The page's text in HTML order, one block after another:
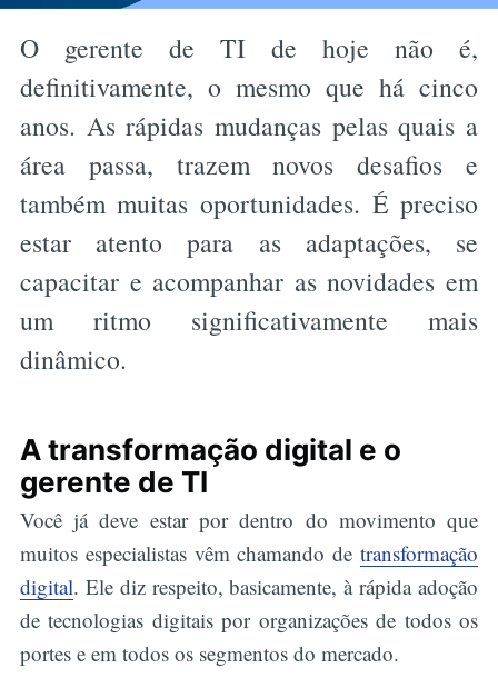
O gerente de TI de hoje não é,
definitivamente, o mesmo que há cinco
anos. As rápidas mudanças pelas quais a
área passa, trazem novos desafios e
também muitas oportunidades. É preciso
estar atento para as adaptações, se
capacitar e acompanhar as novidades em
um ritmo significativamente mais
dinâmico.
A transformação digital e o
gerente de TI
Você já deve estar por dentro do movimento que
muitos especialistas vêm chamando detransformação
digital. Ele diz respeito, basicamente, à rápida adoção
de tecnologias digitais por organizações de todos os
portes e em todos os segmentos do mercado.